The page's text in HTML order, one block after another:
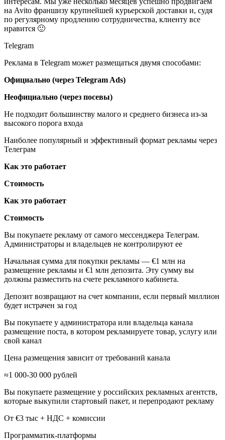
на Avito франшизу крупнейшей курьерской доставки и, судя
по регулярному продлению сотрудничества, клиенту все
нравится 🙂
Telegram
Реклама в Telegram может размещаться двумя способами:
Официально (через Telegram Ads)
Неофициально (через посевы)
Не подходит большинству малого и среднего бизнеса из-за
высокого порога входа
Наиболее популярный и эффективный формат рекламы через
Телеграм
Как это работает
Стоимость
Как это работает
Стоимость
Вы покупаете рекламу от самого мессенджера Телеграм.
Администраторы и владельцев не контролируют ее
Начальная сумма для покупки рекламы — €1 млн на
размещение рекламы и €1 млн депозита. Эту сумму вы
должны разместить на счете рекламного кабинета.
Депозит возвращают на счет компании, если первый миллион
будет истрачен за год
Вы покупаете у администратора или владельца канала
размещение поста, в котором рекламируете товар, услугу или
свой канал
Цена размещения зависит от требований канала
≈1 000-30 000 рублей
Вы покупаете размещение у российских рекламных агентств,
которые выкупили стартовый пакет, и перепродают рекламу
От €3 тыс + НДС + комиссии
Программатик-платформы